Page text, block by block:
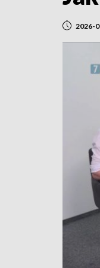
2026-